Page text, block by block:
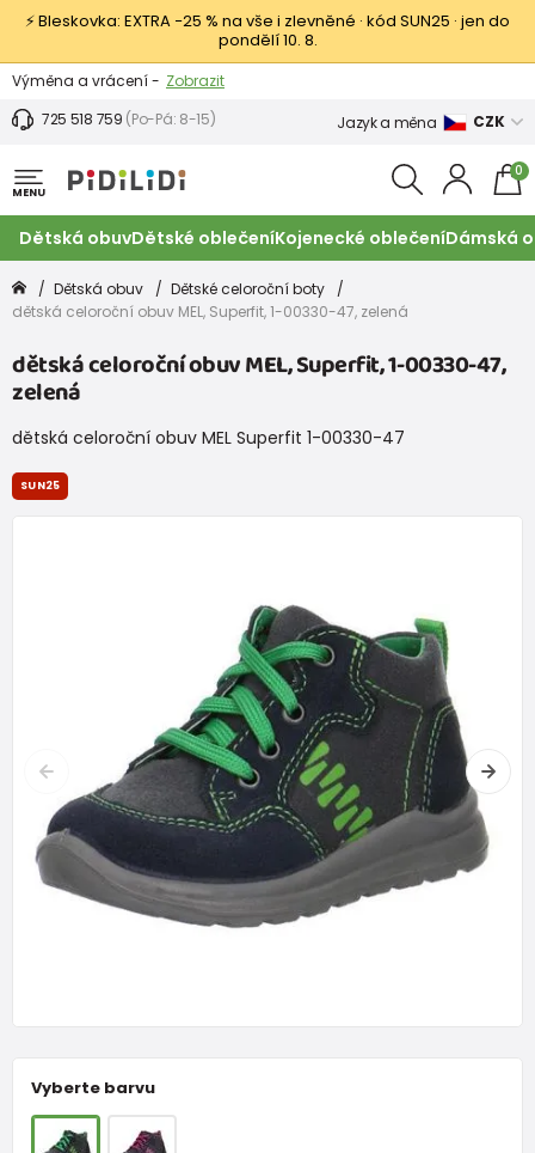
⚡ Bleskovka: EXTRA −25 % na vše i zlevněné · kód SUN25 · jen do
pondělí 10. 8.
Výměna a vrácení - Zobrazit
Sleva 100 Kč na první nákup -
725 518 759 (Po-Pá: 8-15) Jazyk a měna CZK
MENU
0
Dětská obuvDětské oblečeníKojenecké oblečeníDámská
Dětská obuv
Dětské celoroční boty
dětská celoroční obuv MEL, Superfit, 1-00330-47, zelená
dětská celoroční obuv MEL, Superfit, 1-00330-47,
zelená
dětská celoroční obuv MEL Superfit 1-00330-47
Vyberte barvu
SUN25